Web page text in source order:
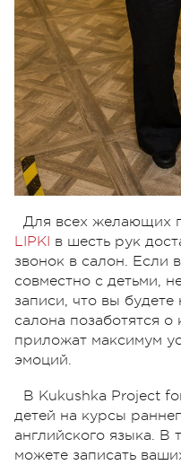
Для всех желающих
LIPKI в шесть рук
звонок в салон. Если
совместно с детьми,
записи, что вы
салона позаботятся
приложат максимум
эмоций.
В Kukushka Project
детей на курсы
английского языка. В
можете записать